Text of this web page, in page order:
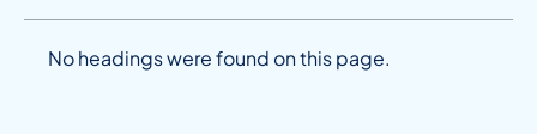
No headings were found on this page.